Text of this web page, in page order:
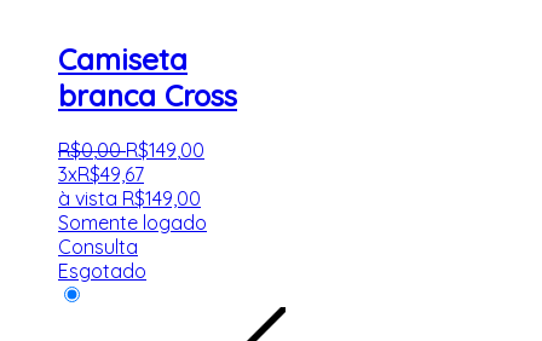
Camiseta
branca Cross
R$0,00 R$149 00
3xR$49,67
à vista R$149,00
Somente logado
Consulta
Esgotado